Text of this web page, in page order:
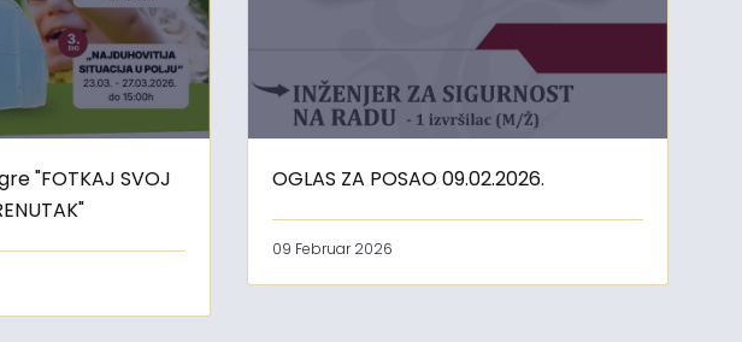
"FOTKAJ SVOJ
OGLAS ZA POSAO 09.02.2026.
09 Februar 2026